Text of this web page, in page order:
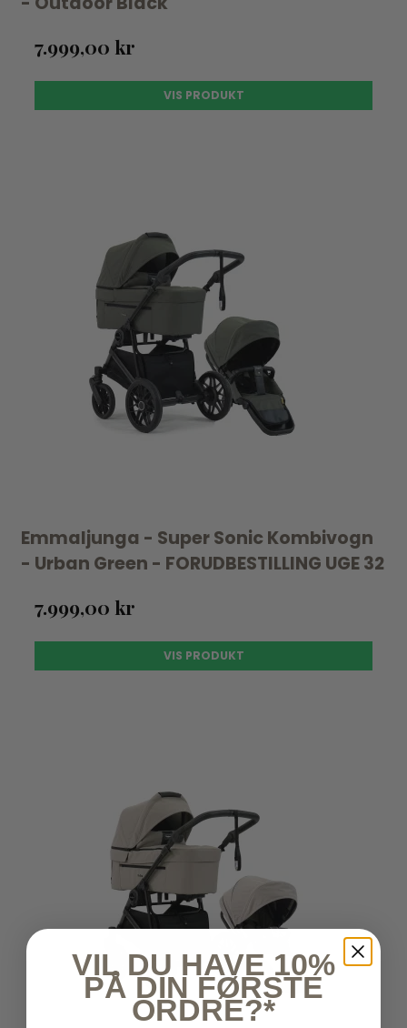
7.999,00 kr
VIS PRODUKT
Emmaljunga - Super Sonic Kombivogn
- Urban Green - FORUDBESTILLING UGE 32
7.999,00 kr
VIS PRODUKT
VIL DU HAVE 10%
PÅ DIN FØRSTE
ORDRE?*